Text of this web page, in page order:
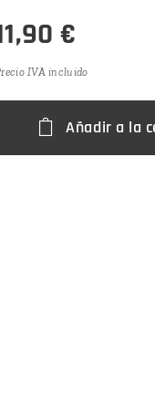
€
IVA incluido
Añadir a la